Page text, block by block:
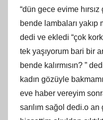
“dün gece evime hırsız
bende lambaları yakıp
dedi ve ekledi “çok
tek yaşıyorum bari bir
bende kalırmısın? ”
kadın gözüyle
eve haber vereyim
sarılım sağol dedi.o an